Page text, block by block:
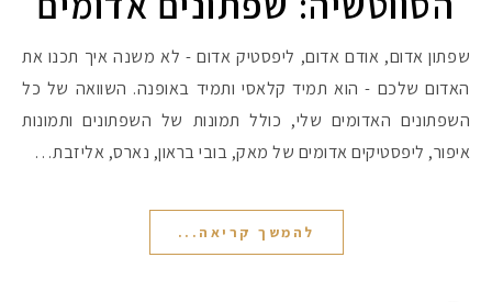
שפתון אדום, אודם אדום, ליפסטיק אדום - לא משנה איך תכנו את
האדום שלכם - הוא תמיד קלאסי ותמיד באופנה. השוואה של כל
השפתונים האדומים שלי, כולל תמונות של השפתונים ותמונות
איפור, ליפסטיקים אדומים של מאק, בובי בראון, נארס, אליזבת…
להמשך קריאה...